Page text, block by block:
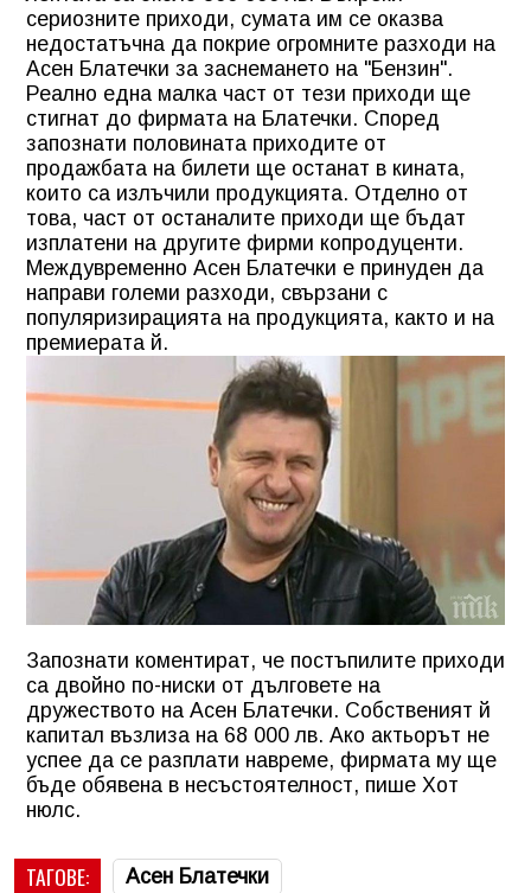
сериозните приходи, сумата им се оказва
недостатъчна да покрие огромните разходи на
Асен Блатечки за заснемането на "Бензин".
Реално една малка част от тези приходи ще
стигнат до фирмата на Блатечки. Според
запознати половината приходите от
продажбата на билети ще останат в кината,
които са излъчили продукцията. Отделно от
това, част от останалите приходи ще бъдат
изплатени на другите фирми копродуценти.
Междувременно Асен Блатечки е принуден да
направи големи разходи, свързани с
популяризирацията на продукцията, както и на
премиерата й.
Запознати коментират, че постъпилите приходи
са двойно по-ниски от дълговете на
дружеството на Асен Блатечки. Собственият й
капитал възлиза на 68 000 лв. Ако актьорът не
успее да се разплати навреме, фирмата му ще
бъде обявена в несъстоятелност, пише Хот
нюлс.
ТАГОВЕ: Асен Блатечки